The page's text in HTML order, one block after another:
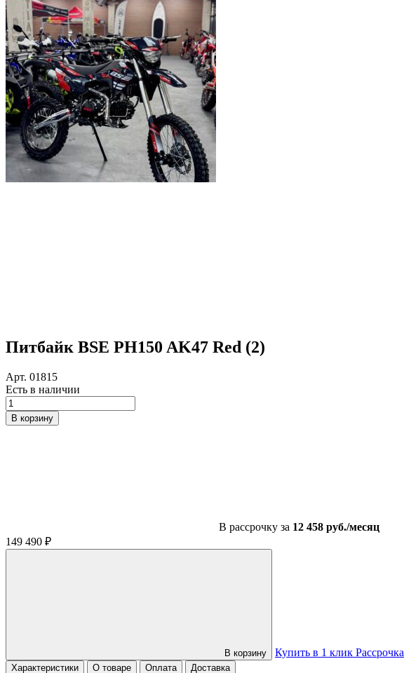
Питбайк BSE PH150 AK47 Red (2)
Арт. 01815
Есть в наличии
Количество
товара
Питбайк
В корзину
В рассрочку за 12 458 руб./месяц
149 490 ₽
В корзину Купить в 1 клик Рассрочка
Характеристики О товаре Оплата Доставка